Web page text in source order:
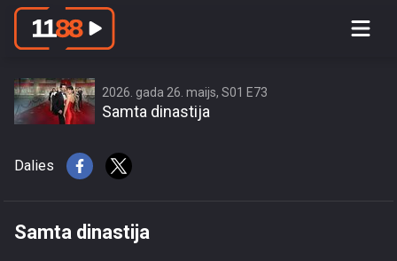
access this content due to your
location or other restrictions set by
country is US and IP address is
216.73.217.13
2026. gada 26. maijs, S01 E73
Samta dinastija
Dalies
Samta dinastija